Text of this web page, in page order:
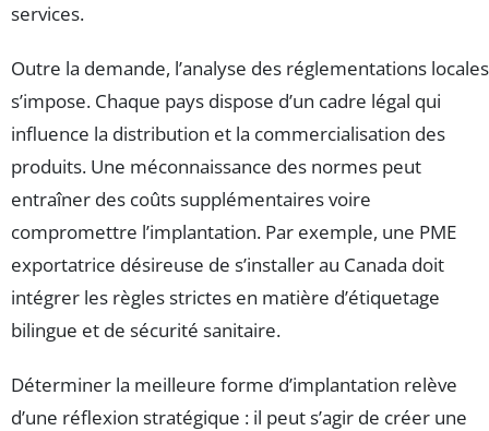
services.
Outre la demande, l’analyse des réglementations locales
s’impose. Chaque pays dispose d’un cadre légal qui
influence la distribution et la commercialisation des
produits. Une méconnaissance des normes peut
entraîner des coûts supplémentaires voire
compromettre l’implantation. Par exemple, une PME
exportatrice désireuse de s’installer au Canada doit
intégrer les règles strictes en matière d’étiquetage
bilingue et de sécurité sanitaire.
Déterminer la meilleure forme d’implantation relève
d’une réflexion stratégique : il peut s’agir de créer une